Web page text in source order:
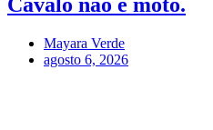
Mayara Verde
agosto 6, 2026